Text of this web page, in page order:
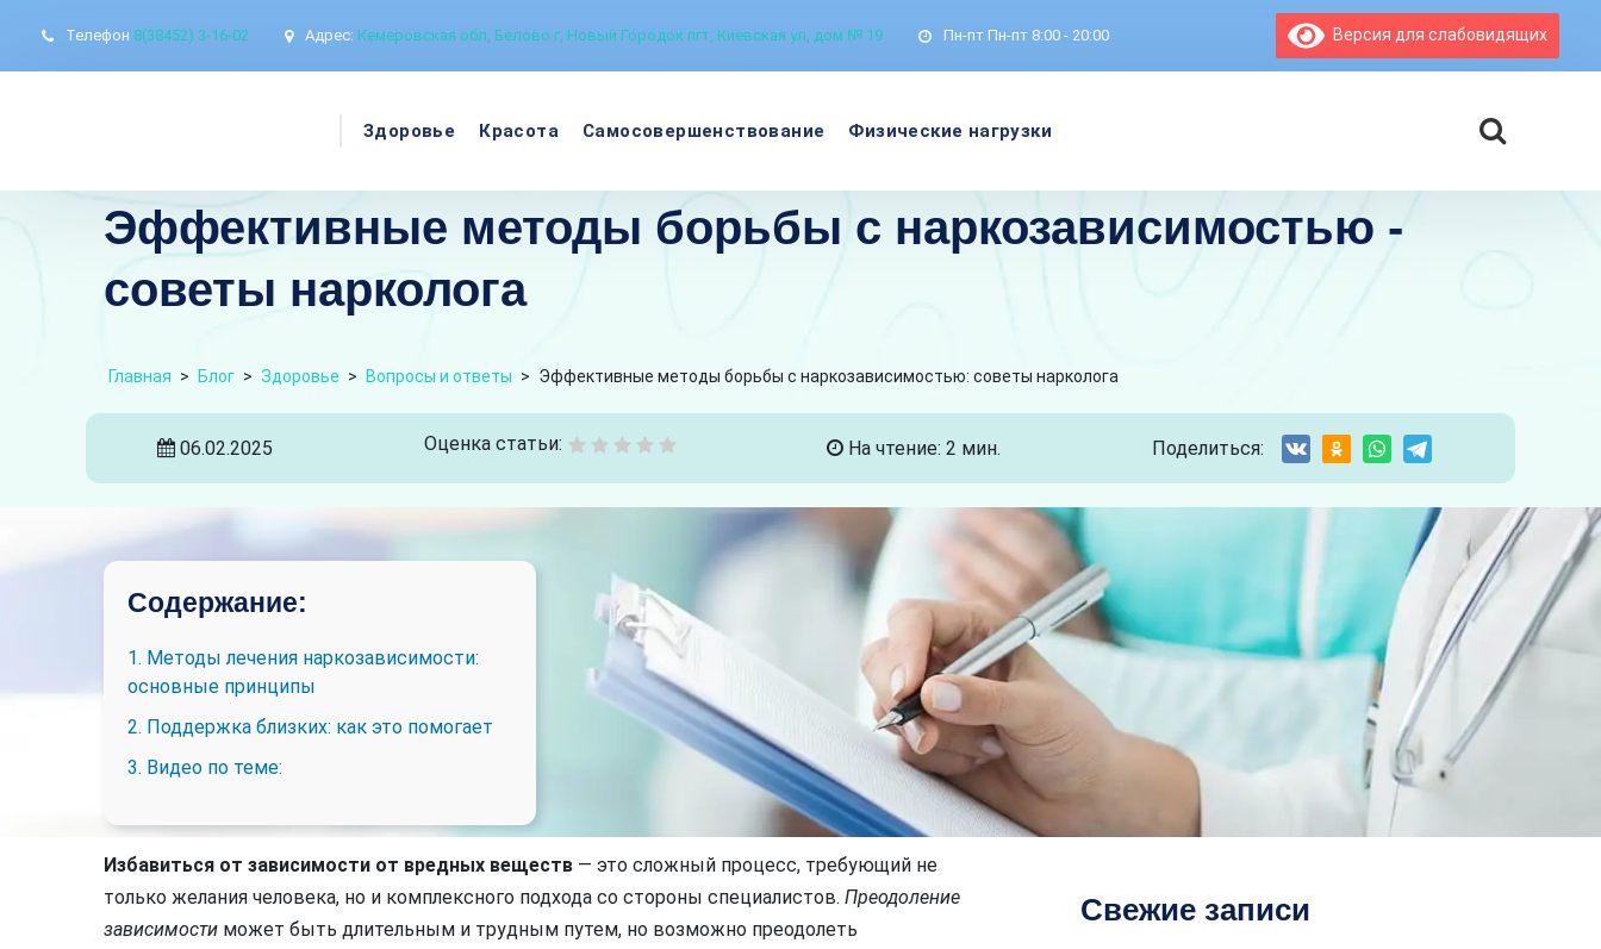
Телефон 8(38452) 3-16-02 Адрес: Кемеровская обл, Белово г, Новый Городок пгт, Киевская ул, дом № 19 Пн-пт Пн-пт 8:00 - 20:00 Версия для слабовидящих
Здоровье Красота Самосовершенствование Физические нагрузки
Эффективные методы борьбы с наркозависимостью -
советы нарколога
Главная > Блог > Здоровье > Вопросы и ответы > Эффективные методы борьбы с наркозависимостью: советы нарколога
06.02.2025 Оценка статьи: На чтение: 2 мин. Поделиться:
Содержание:
1. Методы лечения наркозависимости:
основные принципы
2. Поддержка близких: как это помогает
3. Видео по теме:
Избавиться от зависимости от вредных веществ — это сложный процесс, требующий не
только желания человека, но и комплексного подхода со стороны специалистов. Преодоление
зависимости может быть длительным и трудным путем, но возможно преодолеть
Свежие записи